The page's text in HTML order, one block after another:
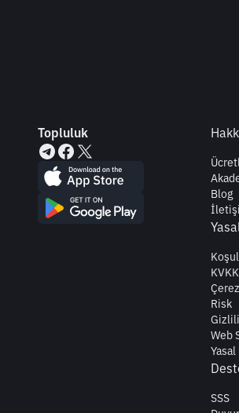
Topluluk
Blog
Risk
Web
SSS